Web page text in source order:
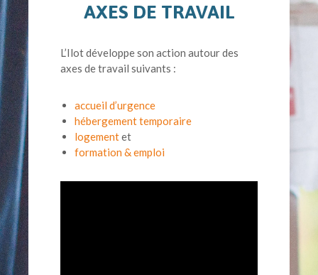
AXES DE TRAVAIL
L’Ilot développe son action autour des
axes de travail suivants :
accueil d’urgence
hébergement temporaire
logementet
formation & emploi